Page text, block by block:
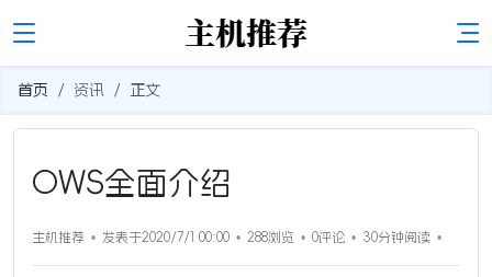
首页 资讯 正文
OWS全面介绍
主机推荐 发表于2020/7/1 00:00 288浏览 0评论 30分钟阅读